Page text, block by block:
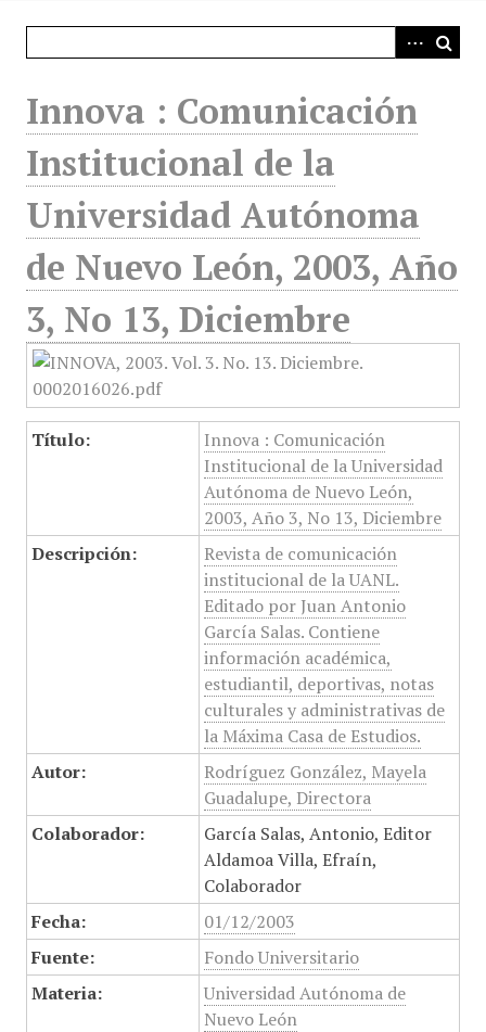
Innova : Comunicación
Institucional de la
Universidad Autónoma
de Nuevo León, 2003, Año
3, No 13, Diciembre
Título:
Innova : Comunicación
Institucional de la Universidad
Autónoma de Nuevo León,
2003, Año 3, No 13, Diciembre
Descripción:
Revista de comunicación
institucional de la UANL.
Editado por Juan Antonio
García Salas. Contiene
información académica,
estudiantil, deportivas, notas
culturales y administrativas de
la Máxima Casa de Estudios.
Autor:
Rodríguez González, Mayela
Guadalupe, Directora
Colaborador:
García Salas, Antonio, Editor
Aldamoa Villa, Efraín,
Colaborador
Fecha:
01/12/2003
Fuente:
Fondo Universitario
Materia:
Universidad Autónoma de
Nuevo León